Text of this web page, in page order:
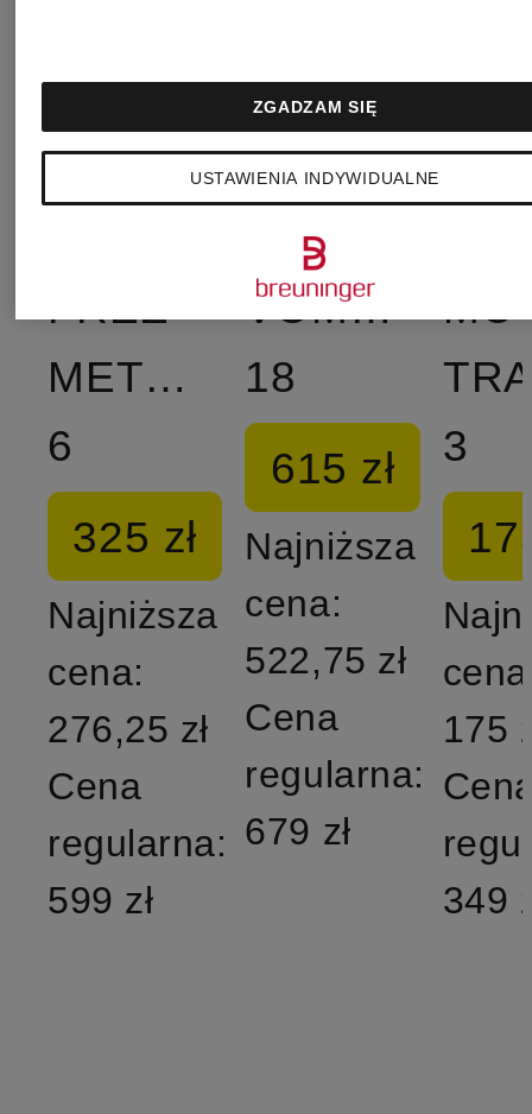
Nike
Buty
FREE
METCON
6
325 zł
Najniższa
cena:
276,25 zł
Cena
regularna:
599 zł
Nike
Buty do
biegania
VOMERO
18
615 zł
Najniższa
cena:
522,75 zł
Cena
regularna:
679 zł
MC
3
175
349
USTAWIENIA INDYWIDUALNE
ZGADZAM SIĘ